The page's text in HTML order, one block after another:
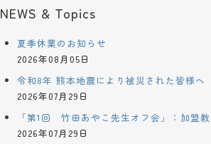
NEWS & Topics
夏季休業のお知らせ
2026年08月05日
令和8年 熊本地震により被災された皆様へ
2026年07月29日
「第1回 竹田あやこ先生オフ会」：加盟
2026年07月29日